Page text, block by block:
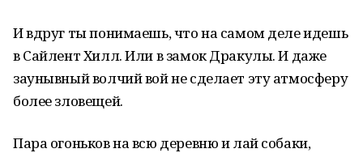
И вдруг ты понимаешь, что на самом деле идешь
в Сайлент Хилл. Или в замок Дракулы. И даже
заунывный волчий вой не сделает эту атмосферу
более зловещей.
Пара огоньков на всю деревню и лай собаки,